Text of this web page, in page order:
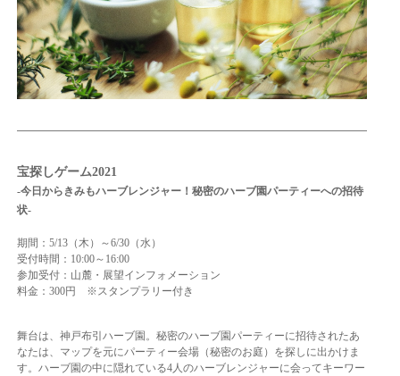
宝探しゲーム2021
-今日からきみもハーブレンジャー！秘密のハーブ園パーティーへの招待
状-
期間：5/13（木）～6/30（水）
受付時間：10:00～16:00
参加受付：山麓・展望インフォメーション
料金：300円 ※スタンプラリー付き
舞台は、神戸布引ハーブ園。秘密のハーブ園パーティーに招待されたあ
なたは、マップを元にパーティー会場（秘密のお庭）を探しに出かけま
す。ハーブ園の中に隠れている4人のハーブレンジャーに会ってキーワー